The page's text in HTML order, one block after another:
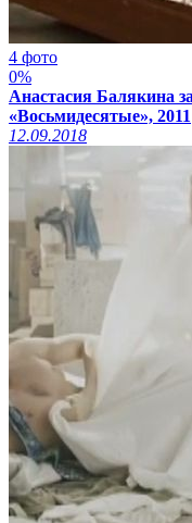
4 фото
0%
Анастасия Балякина
«Восьмидесятые», 2011
12.09.2018